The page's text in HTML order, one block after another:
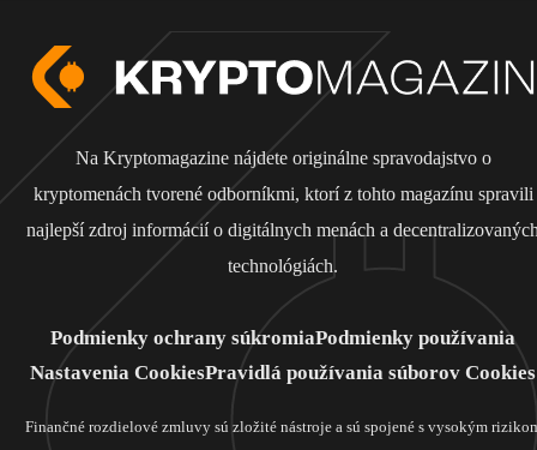
Na Kryptomagazine nájdete originálne spravodajstvo o
kryptomenách tvorené odborníkmi, ktorí z tohto magazínu spravili
najlepší zdroj informácií o digitálnych menách a
technológiách.
Podmienky ochrany súkromiaPodmienky používania
Nastavenia CookiesPravidlá používania súborov Cookies
Finančné rozdielové zmluvy sú zložité nástroje a sú spojené s vysokým